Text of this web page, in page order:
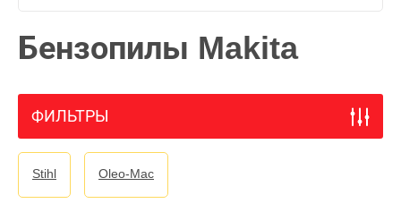
Бензопилы Makita
ФИЛЬТРЫ
Stihl Oleo-Mac